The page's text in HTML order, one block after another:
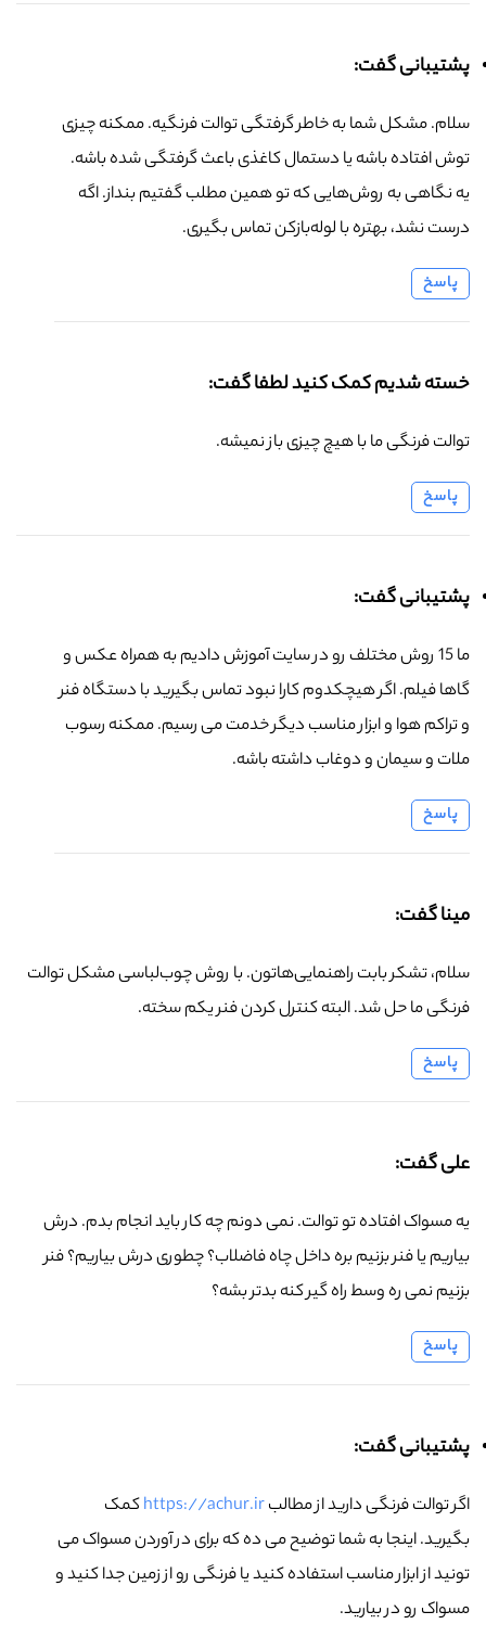
پشتیبانی گفت:
سلام. مشکل شما به خاطر گرفتگی توالت فرنگیه. ممکنه چیزی
توش افتاده باشه یا دستمال کاغذی باعث گرفتگی شده باشه.
یه نگاهی به روش‌هایی که تو همین مطلب گفتیم بنداز. اگه
درست نشد، بهتره با لوله‌بازکن تماس بگیری.
پاسخ
خسته شدیم کمک کنید لطفا گفت:
توالت فرنگی ما با هیچ چیزی باز نمیشه.
پاسخ
پشتیبانی گفت:
ما 15 روش مختلف رو در سایت آموزش دادیم به همراه عکس و
گاها فیلم. اگر هیچکدوم کارا نبود تماس بگیرید با دستگاه فنر
و تراکم هوا و ابزار مناسب دیگر خدمت می رسیم. ممکنه رسوب
ملات و سیمان و دوغاب داشته باشه.
پاسخ
مینا گفت:
سلام، تشکر بابت راهنمایی‌هاتون. با روش چوب‌لباسی مشکل توالت
فرنگی ما حل شد. البته کنترل کردن فنر یکم سخته.
پاسخ
علی گفت:
یه مسواک افتاده تو توالت. نمی دونم چه کار باید انجام بدم. درش
بیاریم یا فنر بزنیم بره داخل چاه فاضلاب؟ چطوری درش بیاریم؟ فنر
بزنیم نمی ره وسط راه گیر کنه بدتر بشه؟
پاسخ
پشتیبانی گفت:
اگر توالت فرنگی دارید از مطالبhttps://achur.irکمک
بگیرید. اینجا به شما توضیح می ده که برای در آوردن مسواک می
تونید از ابزار مناسب استفاده کنید یا فرنگی رو از زمین جدا کنید و
مسواک رو در بیارید.